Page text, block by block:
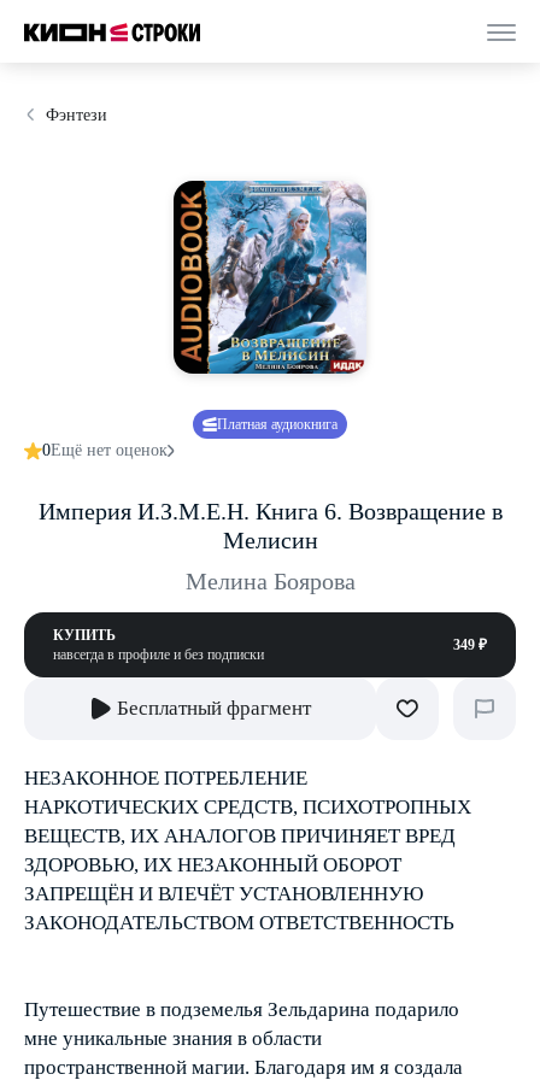
Фэнтези
Платная аудиокнига
0Ещё нет оценок
Империя И.З.М.Е.Н. Книга 6. Возвращение в
Мелисин
Мелина Боярова
КУПИТЬ
навсегда в профиле и без подписки
349 ₽
Бесплатный фрагмент
НЕЗАКОННОЕ ПОТРЕБЛЕНИЕ
НАРКОТИЧЕСКИХ СРЕДСТВ, ПСИХОТРОПНЫХ
ВЕЩЕСТВ, ИХ АНАЛОГОВ ПРИЧИНЯЕТ ВРЕД
ЗДОРОВЬЮ, ИХ НЕЗАКОННЫЙ ОБОРОТ
ЗАПРЕЩЁН И ВЛЕЧЁТ УСТАНОВЛЕННУЮ
ЗАКОНОДАТЕЛЬСТВОМ ОТВЕТСТВЕННОСТЬ
Путешествие в подземелья Зельдарина подарило
мне уникальные знания в области
пространственной магии. Благодаря им я создала